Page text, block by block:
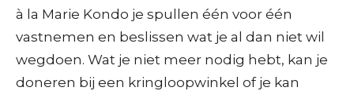
à la Marie Kondo je spullen één voor één
vastnemen en beslissen wat je al dan niet wil
wegdoen. Wat je niet meer nodig hebt, kan je
doneren bij een kringloopwinkel of je kan